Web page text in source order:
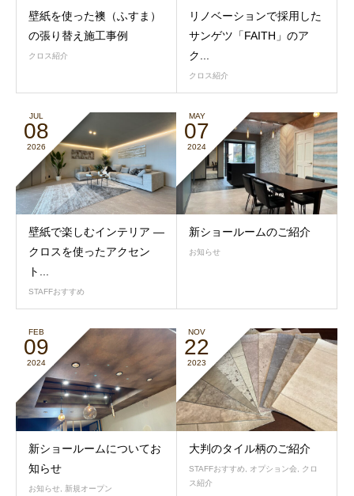
壁紙を使った襖（ふすま）
の張り替え施工事例
クロス紹介
リノベーションで採用した
サンゲツ「FAITH」のア
ク...
クロス紹介
JUL
08
2026
壁紙で楽しむインテリア ―
クロスを使ったアクセン
ト...
STAFFおすすめ
MAY
07
2024
新ショールームのご紹介
お知らせ
FEB
09
2024
新ショールームについてお
知らせ
お知らせ 新規オープン
NOV
22
2023
大判のタイル柄のご紹介
STAFFおすすめ オプション会
クロ
ス紹介